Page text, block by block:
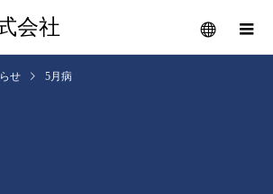
会社
せ 5月病